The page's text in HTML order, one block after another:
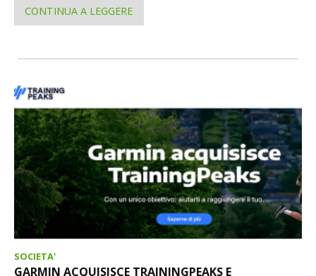
CONTINUA A LEGGERE
SOCIETA'
GARMIN ACQUISISCE TRAININGPEAKS E